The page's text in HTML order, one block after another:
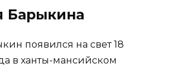
Барыкина
появился на свет 18
в ханты-мансийском